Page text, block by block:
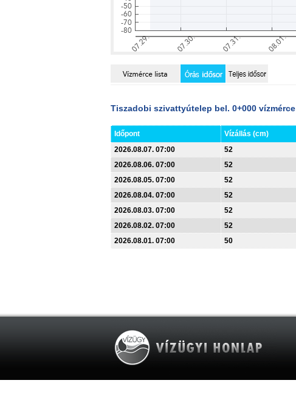
Tiszadobi szivattyútelep bel. 0+000 vízmérce
Időpont Vízállás (cm)
2026.08.07. 07:00
52
2026.08.06. 07:00
52
2026.08.05. 07:00
52
2026.08.04. 07:00
52
2026.08.03. 07:00
52
2026.08.02. 07:00
52
2026.08.01. 07:00
50